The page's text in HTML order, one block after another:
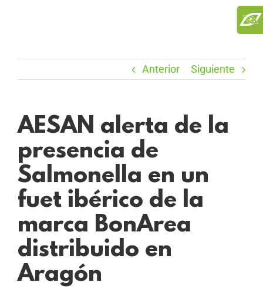
Anterior Siguiente
AESAN alerta de la
presencia de
Salmonella en un
fuet ibérico de la
marca BonArea
distribuido en
Aragón
Area